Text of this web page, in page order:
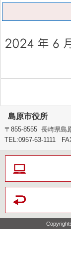
島原市役所
〒855-8555 長崎県島
TEL:0957-63-1111